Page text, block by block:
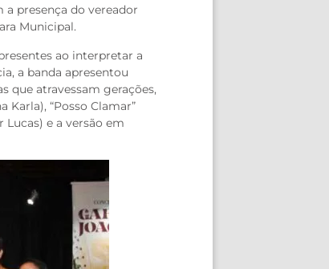
presença do vereador
Municipal.
ao interpretar a
a banda apresentou
que atravessam gerações,
Karla), “Posso Clamar”
Lucas) e a versão em